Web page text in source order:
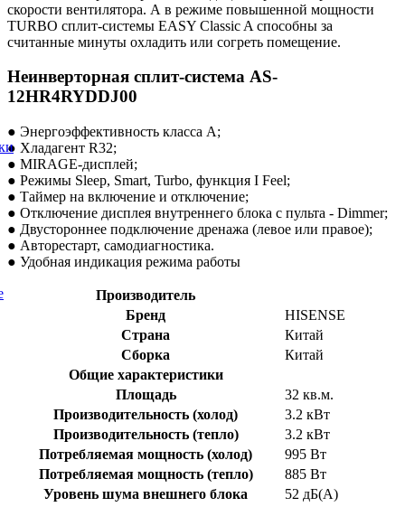
скорости вентилятора. А в режиме повышенной мощности
TURBO сплит-системы EASY Classic A способны за
считанные минуты охладить или согреть помещение.
Неинверторная сплит-система AS-
12HR4RYDDJ00
● Энергоэффективность класса А;
● Хладагент R32;
● MIRAGE-дисплей;
● Режимы Sleep, Smart, Turbo, функция I Feel;
● Таймер на включение и отключение;
● Отключение дисплея внутреннего блока с пульта - Dimmer;
● Двустороннее подключение дренажа (левое или правое);
● Авторестарт, самодиагностика.
● Удобная индикация режима работы
Производитель
Бренд
HISENSE
Страна
Китай
Сборка
Китай
Общие характеристики
Площадь
32 кв.м.
Производительность (холод)
3.2 кВт
Производительность (тепло)
3.2 кВт
Потребляемая мощность (холод)
995 Вт
Потребляемая мощность (тепло)
885 Вт
Уровень шума внешнего блока
52 дБ(А)